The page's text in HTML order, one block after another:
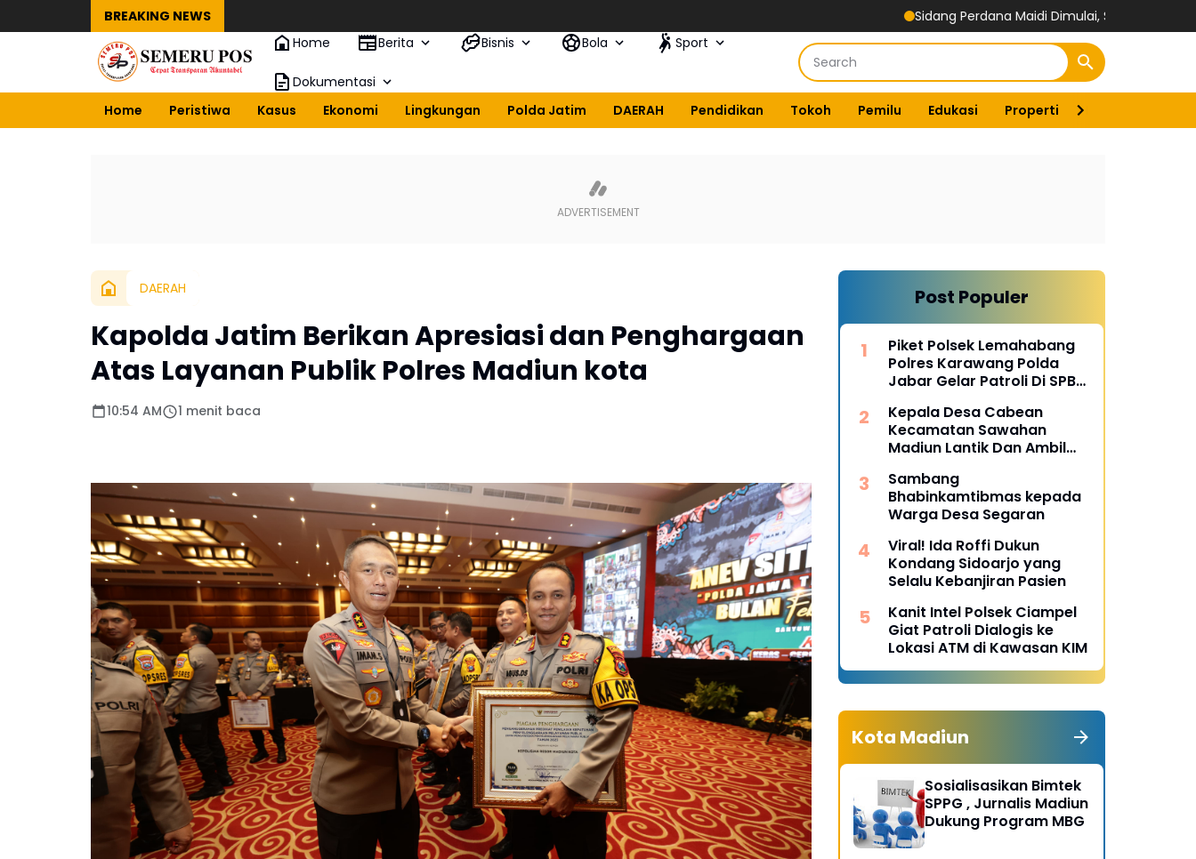
BREAKING NEWS
Sidang Perdana Maidi Dimulai, Suryajiyoso Ingatkan Publik
Home
Berita Bisnis Bola Sport
Dokumentasi
Home
Peristiwa Kasus Ekonomi Lingkungan Polda Jatim DAERAH Pendidikan Tokoh Pemilu Edukasi Properti
DAERAH
Kapolda Jatim Berikan Apresiasi dan Penghargaan
Atas Layanan Publik Polres Madiun kota
10:54 AM 1 menit baca
Post Populer
Piket Polsek Lemahabang
Polres Karawang Polda
Jabar Gelar Patroli Di SPBU
Kepala Desa Cabean
Kecamatan Sawahan
Madiun Lantik Dan Ambil
Sambang
Bhabinkamtibmas kepada
Warga Desa Segaran
Viral! Ida Roffi Dukun
Kondang Sidoarjo yang
Selalu Kebanjiran Pasien
Kanit Intel Polsek Ciampel
Giat Patroli Dialogis ke
Lokasi ATM di Kawasan KIM
Kota Madiun
Sosialisasikan Bimtek
SPPG , Jurnalis Madiun
Dukung Program MBG